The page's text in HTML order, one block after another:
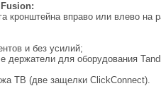
кронштейна вправо или влево на
и без усилий;
держатели для оборудования
ТВ (две защелки ClickConnect).